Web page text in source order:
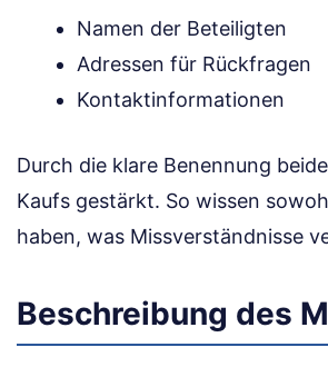
Namen der Beteiligten
Adressen für Rückfragen
Kontaktinformationen
Durch die klare Benennung
Kaufs gestärkt. So wissen
haben, was Missverständnisse
Beschreibung des